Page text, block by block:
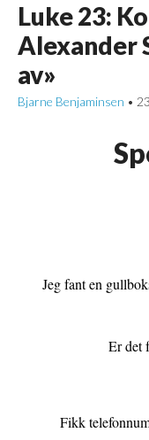
Luke 23:
Alexander
av»
Bjarne Benjaminsen •
Jeg fant en
Er det
Fikk